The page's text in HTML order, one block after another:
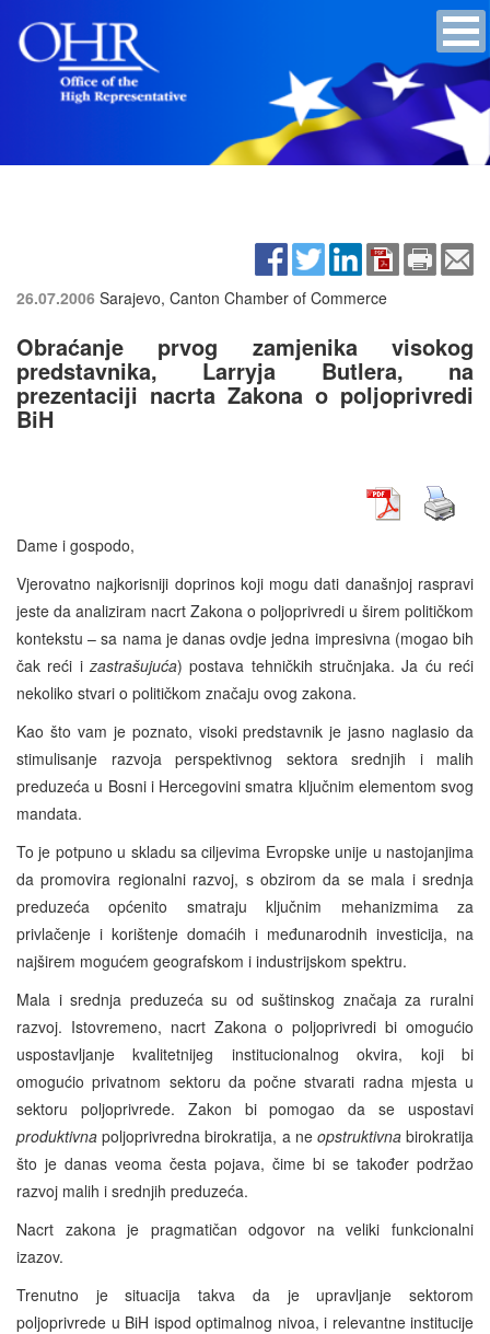
26.07.2006 Sarajevo, Canton Chamber of Commerce
Obraćanje prvog zamjenika visokog
predstavnika, Larryja Butlera, na
prezentaciji nacrta Zakona o poljoprivredi
BiH
Dame i gospodo,
Vjerovatno najkorisniji doprinos koji mogu dati današnjoj raspravi
jeste da analiziram nacrt Zakona o poljoprivredi u širem političkom
kontekstu – sa nama je danas ovdje jedna impresivna (mogao bih
čak reći i zastrašujuća) postava tehničkih stručnjaka. Ja ću reći
nekoliko stvari o političkom značaju ovog zakona.
Kao što vam je poznato, visoki predstavnik je jasno naglasio da
stimulisanje razvoja perspektivnog sektora srednjih i malih
preduzeća u Bosni i Hercegovini smatra ključnim elementom svog
mandata.
To je potpuno u skladu sa ciljevima Evropske unije u nastojanjima
da promovira regionalni razvoj, s obzirom da se mala i srednja
preduzeća općenito smatraju ključnim mehanizmima za
privlačenje i korištenje domaćih i međunarodnih investicija, na
najširem mogućem geografskom i industrijskom spektru.
Mala i srednja preduzeća su od suštinskog značaja za ruralni
razvoj. Istovremeno, nacrt Zakona o poljoprivredi bi omogućio
uspostavljanje kvalitetnijeg institucionalnog okvira, koji bi
omogućio privatnom sektoru da počne stvarati radna mjesta u
sektoru poljoprivrede. Zakon bi pomogao da se uspostavi
produktivnapoljoprivredna birokratija, a neopstruktivnabirokratija
što je danas veoma česta pojava, čime bi se također podržao
razvoj malih i srednjih preduzeća.
Nacrt zakona je pragmatičan odgovor na veliki funkcionalni
izazov.
Trenutno je situacija takva da je upravljanje sektorom
poljoprivrede u BiH ispod optimalnog nivoa, i relevantne institucije